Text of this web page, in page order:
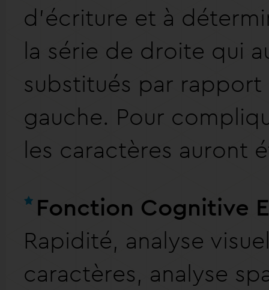
d'écriture et à
la série de droite qui
substitués par rapport
gauche. Pour
les caractères auront
Fonction Cognitive
Rapidité, analyse
caractères, analyse